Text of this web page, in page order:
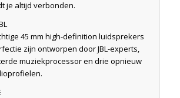
je altijd verbonden.
45 mm high-definition luidsprekers
zijn ontworpen door JBL-experts,
muziekprocessor en drie opnieuw